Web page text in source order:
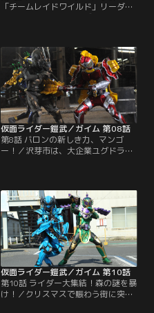
「チームレイドワイルド」リーダー
の初瀬、「チームインヴィット」リ
リ）と、グリドン（ドングリ）がラ
イダーバトルに乱入する。ライダー
戦国時代。混戦する戦いの行方は？
そんな中、最後の一つとなった戦極
ドライバーの行く先を、錠前ディー
ラーシドは決めかねていた。
仮面ライダー鎧武／ガイム 第08話
第8話 バロンの新しき力、マンゴ
ー！／沢芽市は、大企業ユグドラシ
な思いがあった。同じくこの街で育
った舞。舞は、空間の「裂け目」を
発見し、再び謎の森へと迷い込んで
しまう。インベスに襲われた舞を助
けたのはバロン。前回のブラーボと
の戦いで…。
仮面ライダー鎧武／ガイム 第10話
第10話 ライダー大集結！森の謎を暴
け！／クリスマスで賑わう街に突如